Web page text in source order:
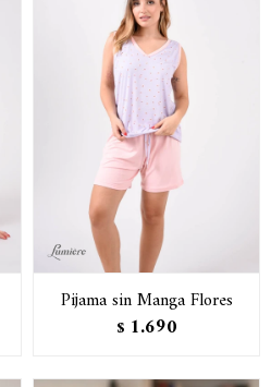
Pijama sin Manga Flores
$ 1.690